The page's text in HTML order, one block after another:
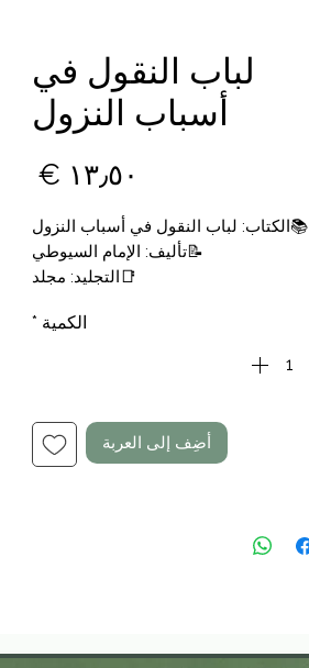
لباب النقول في
أسباب النزول
📚الكتاب: لباب النقول في أسباب النزول
📝تأليف: الإمام السيوطي
📑التجليد: مجلد
الكمية *
أضِف إلى العربة